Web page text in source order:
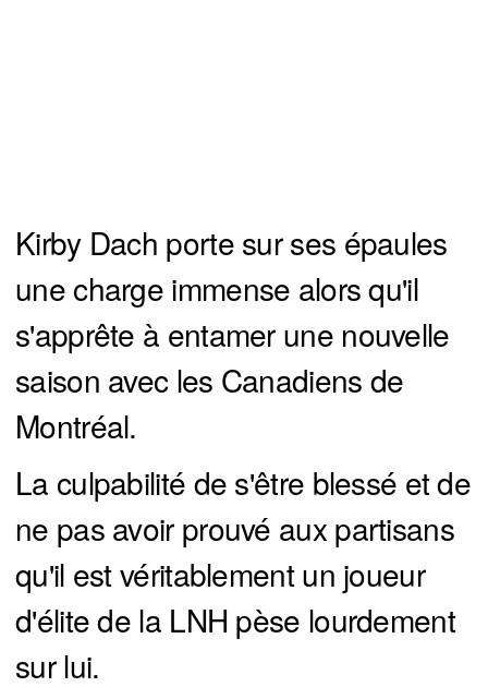
Kirby Dach porte sur ses épaules
une charge immense alors qu'il
s'apprête à entamer une nouvelle
saison avec les Canadiens de
Montréal.
La culpabilité de s'être blessé et de
ne pas avoir prouvé aux partisans
qu'il est véritablement un joueur
d'élite de la LNH pèse lourdement
sur lui.